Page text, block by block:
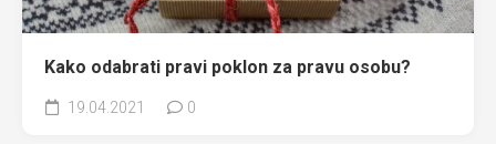
Kako odabrati pravi poklon za pravu osobu?
19.04.2021 0